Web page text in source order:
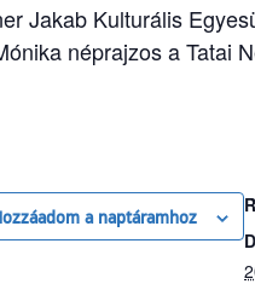
Jakab Kulturális
néprajzos a Tatai
a naptáramhoz